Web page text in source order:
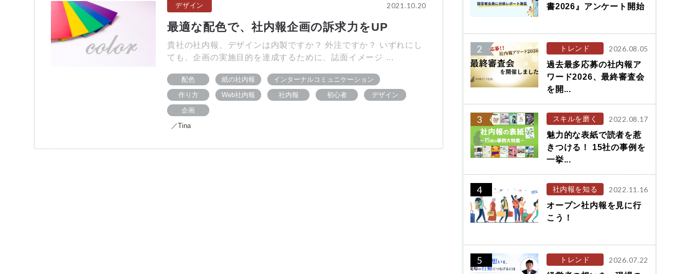
デザイン 2021.10.20
最適な配色で、社内報企画の訴求力をUP
貴社の社内報、デザインは内製ですか？ 外注ですか？ いずれにし
ても、企画の実施目的を達成するために、誌面イメージ …
配色 紙の社内報
インターナルコミュニケーション
作り方
Web社内報 社内報 初心者
デザイン
企画
／Tina
書2026』アンケート開始
2 トレンド
2026.08.05
過去最多応募の社内報ア
ワード2026、最終審査会
を開...
3 スキルを磨く
2022.08.17
魅力的な表紙で読者を惹
きつける！ 15社の事例を
一挙...
4 社内報を知る
2022.11.16
オープン社内報を見に行
こう！
5 トレンド
2026.07.22